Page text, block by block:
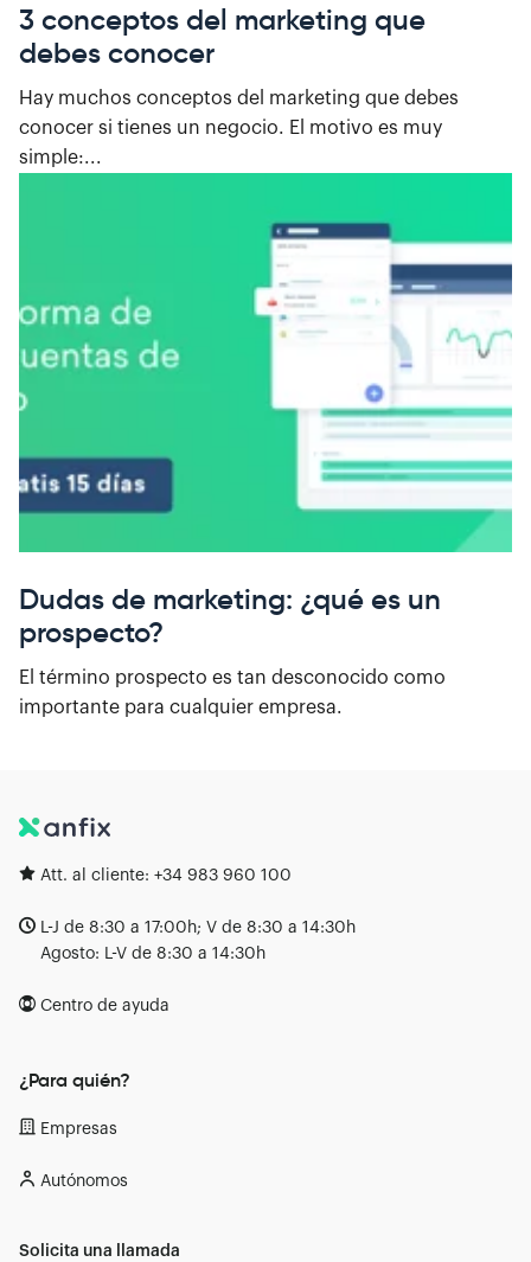
3 conceptos del marketing que
debes conocer
Hay muchos conceptos del marketing que debes
conocer si tienes un negocio. El motivo es muy
simple:...
Dudas de marketing: ¿qué es un
prospecto?
El término prospecto es tan desconocido como
importante para cualquier empresa.
Att. al cliente: +34 983 960 100
L-J de 8:30 a 17:00h; V de 8:30 a 14:30h
Agosto: L-V de 8:30 a 14:30h
Centro de ayuda
¿Para quién?
Empresas
Autónomos
Solicita una llamada